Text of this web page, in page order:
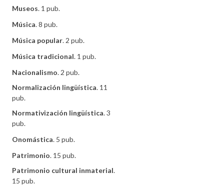
Museos. 1 pub.
Música. 8 pub.
Música popular. 2 pub.
Música tradicional. 1 pub.
Nacionalismo. 2 pub.
Normalización lingüística. 11
pub.
Normativización lingüística. 3
pub.
Onomástica. 5 pub.
Patrimonio. 15 pub.
Patrimonio cultural inmaterial.
15 pub.